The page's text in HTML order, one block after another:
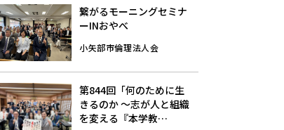
繋がるモーニングセミナ
ーINおやべ
小矢部市倫理法人会
第844回「何のために生
きるのか 〜志が人と組織
を変える『本学教